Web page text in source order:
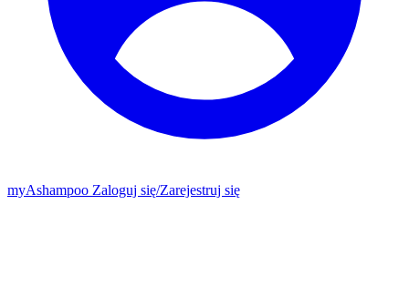
myAshampoo Zaloguj się/Zarejestruj się